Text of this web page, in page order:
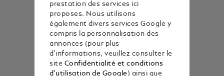
prestation des services ici
proposes. Nous utilisons
également divers services Google y
compris la personnalisation des
annonces (pour plus
d'informations, veuillez consulter le
site Confidentialité et conditions
d'utilisation de Google) ainsi que